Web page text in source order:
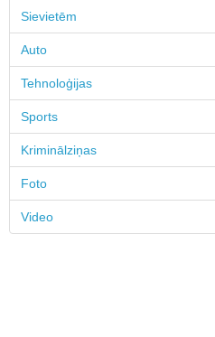
Sievietēm
Auto
Tehnoloģijas
Sports
Kriminālziņas
Foto
Video